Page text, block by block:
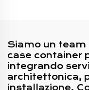
Siamo un team
case container
integrando
architettonica,
installazione.